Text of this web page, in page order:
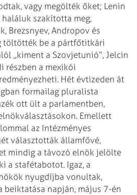
vagy megölték őket; Lenin
haláluk szakította meg,
Brezsnyev, Andropov és
töltötték be a pártfőtitkári
„kiment a Szovjetunió”, Jelcin
részben a mexikói
Hét évtizeden át
formailag pluralista
ott ült a parlamentben,
Emellett
az Intézményes
választották államfővé,
mindig a távozó elnök jelölte
a stafétabotot. Igaz, a
nyugdíjba vonultak,
beiktatása napján, május 7-én